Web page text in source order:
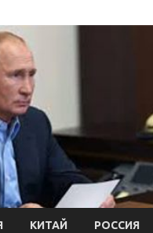
КИТАЙ РОССИЯ